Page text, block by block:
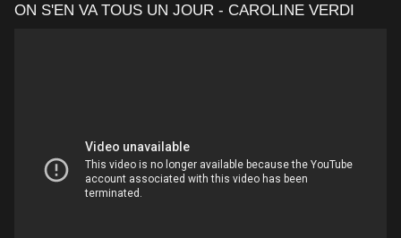
ON S'EN VA TOUS UN JOUR - CAROLINE VERDI